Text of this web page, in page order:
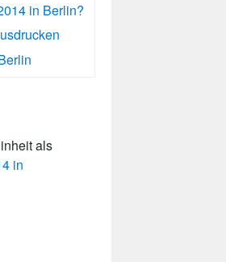
in Berlin?
als
in